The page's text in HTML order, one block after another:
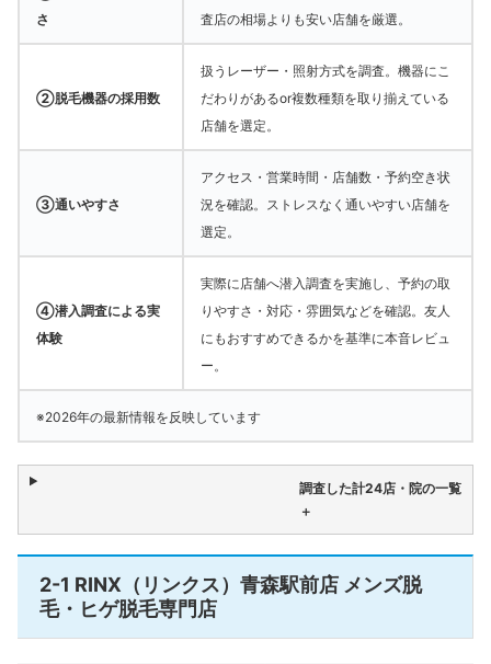
さ
査店の相場よりも安い店舗を厳選。
②脱毛機器の採用数
扱うレーザー・照射方式を調査。機器にこ
だわりがあるor複数種類を取り揃えている
店舗を選定。
③通いやすさ
アクセス・営業時間・店舗数・予約空き状
況を確認。ストレスなく通いやすい店舗を
選定。
④潜入調査による実
体験
実際に店舗へ潜入調査を実施し、予約の取
りやすさ・対応・雰囲気などを確認。友人
にもおすすめできるかを基準に本音レビュ
ー。
※2026年の最新情報を反映しています
調査した計24店・院の一覧
＋
2-1 RINX（リンクス）青森駅前店 メンズ脱
毛・ヒゲ脱毛専門店